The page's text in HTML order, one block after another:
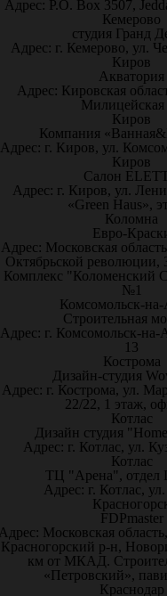
Адрес: P.O. Box 3507,
Кемерово
студия Гранд
Адрес: г. Кемерово, ул.
Киров
Акватория
Адрес: Кировская
Милицейская
Киров
Компания
Адрес: г. Киров, ул.
Киров
Салон
Адрес: г. Киров, ул.
«Green Haus»,
Коломна
Евро-
Адрес: Московская
Октябрьской революции,
Комплекс "Коломенский
№1
Комсомольск-
Строительная
Адрес: г. Комсомольск-
13
Кострома
Дизайн-студия
Адрес: г. Кострома, ул.
22/22, 1 этаж,
Котлас
Дизайн студия
Адрес: г. Котлас, ул.
Котлас
ТЦ "Арена", отдел
Адрес: г. Котлас,
FDPmaster
Московская
Красногорский р-н,
км от МКАД.
«Петровский»,
Краснодар